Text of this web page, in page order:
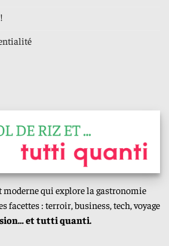
qui explore la gastronomie
facettes : terroir, business, tech, voyage
et tutti quanti.